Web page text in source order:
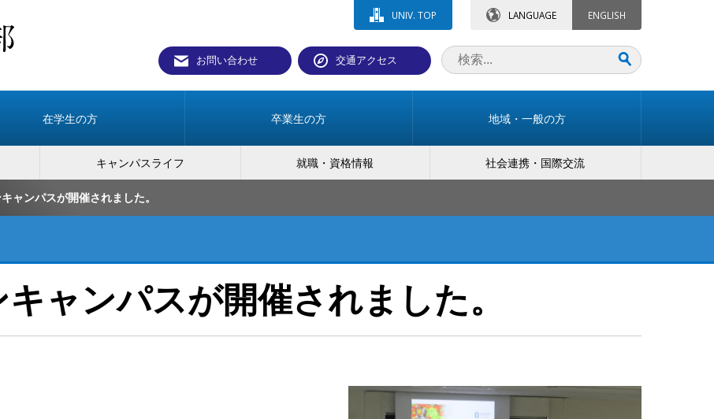
UNIV. TOP LANGUAGE ENGLISH
お問い合わせ 交通アクセス
在学生の方 卒業生の方 地域・一般の方
キャンパスライフ 就職・資格情報 社会連携・国際交流
ャンパスが開催されました。
ャンパスが開催されました。